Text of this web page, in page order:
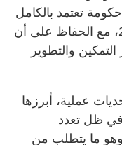
تعتمد بالكامل
على الذكاء الاصطناعي بحلول 2027، مع الحفاظ على أن
والتطوير
عملية، أبرزها
في ظل تعدد
وهو ما يتطلب من